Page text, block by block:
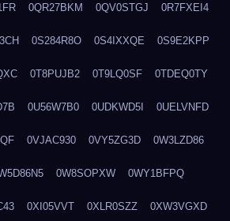
0QR27BKM 0QV0STGJ 0R7FXEI4
0S284R8O 0S4IXXQE 0S9E2KPP
0T8PUJB2 0T9LQ0SF 0TDEQ0TY
0U56W7B0 0UDKWD5I 0UELVNFD
0VJAC930 0VY5ZG3D 0W3LZD86
0W8SOPXW 0WY1BFPQ
0XI05VVT 0XLR0SZZ 0XW3VGXD